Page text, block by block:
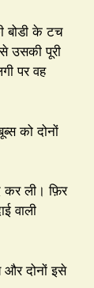
बोडी के टच
उसकी पूरी
पर वह
को दोनों
ली। फ़िर
वाली
दोनों इसे